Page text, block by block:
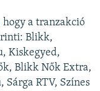
hogy a tranzakció
Blikk,
Kiskegyed,
Blikk Nők Extra,
RTV, Színes